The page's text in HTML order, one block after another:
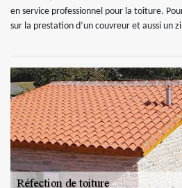
en service professionnel pour la toiture.
sur la prestation d’un couvreur et aussi un